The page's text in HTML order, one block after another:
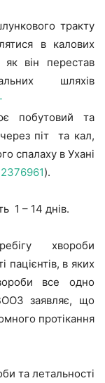
тракту
в калових
він перестав
шляхів
побутовий та
піт та кал,
спалаху в Ухані
).
1 – 14 днів.
хвороби
пацієнтів, в яких
все одно
заявляє, що
протікання
та летальності